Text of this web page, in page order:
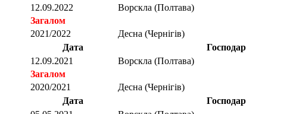
12.09.2022
Ворскла (Полтава)
Загалом
2021/2022
Десна (Чернігів)
Дата
Господар
12.09.2021
Ворскла (Полтава)
Загалом
2020/2021
Десна (Чернігів)
Дата
Господар